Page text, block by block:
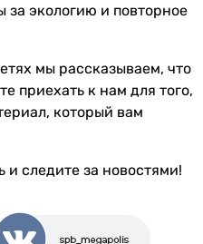
экологию и повторное
мы рассказываем, что
приехать к нам для того,
который вам
следите за новостями!